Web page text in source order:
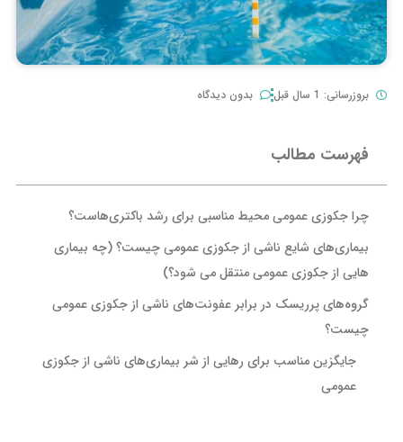
بروزرسانی: 1 سال قبل بدون دیدگاه
فهرست مطالب
چرا جکوزی عمومی محیط مناسبی برای رشد باکتری‌هاست؟
بیماری‌های شایع ناشی از جکوزی عمومی چیست؟ (چه بیماری
هایی از جکوزی عمومی منتقل می شود؟)
گروه‌های پرریسک در برابر عفونت‌های ناشی از جکوزی عمومی
چیست؟
جایگزین مناسب برای رهایی از شر بیماری‌های ناشی از جکوزی
عمومی